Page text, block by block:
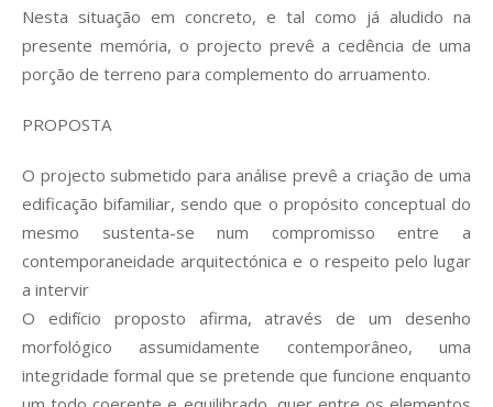
Nesta situação em concreto, e tal como já aludido na
presente memória, o projecto prevê a cedência de uma
porção de terreno para complemento do arruamento.
PROPOSTA
O projecto submetido para análise prevê a criação de uma
edificação bifamiliar, sendo que o propósito conceptual do
mesmo sustenta-se num compromisso entre a
contemporaneidade arquitectónica e o respeito pelo lugar
a intervir
O edifício proposto afirma, através de um desenho
morfológico assumidamente contemporâneo, uma
integridade formal que se pretende que funcione enquanto